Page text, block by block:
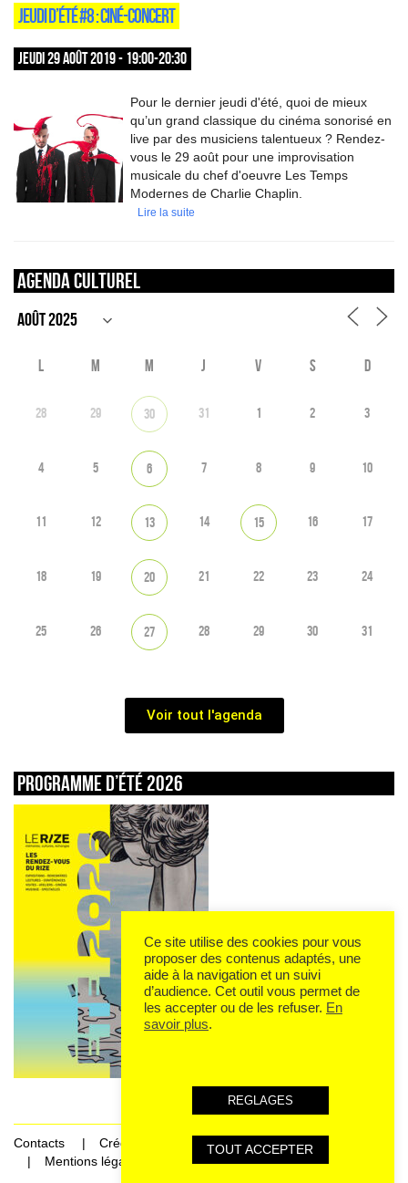
JEUDI D’ÉTÉ #8 : CINÉ-CONCERT
JEUDI 29 AOÛT 2019 - 19:00-20:30
Pour le dernier jeudi d'été, quoi de mieux
qu’un grand classique du cinéma sonorisé en
live par des musiciens talentueux ? Rendez-
vous le 29 août pour une improvisation
musicale du chef d'oeuvre Les Temps
Modernes de Charlie Chaplin.
Lire la suite
Agenda culturel
L M M J V S D
28 29 30 31 1 2 3
4 5 6 7 8 9 10
11 12 13 14 15 16 17
18 19 20 21 22 23 24
25 26 27 28 29 30 31
Voir tout l'agenda
Programme d’été 2026
Contacts
Crédits
Mentions légales et données personnelles
Ce site utilise des cookies pour vous
proposer des contenus adaptés, une
aide à la navigation et un suivi
d’audience. Cet outil vous permet de
les accepter ou de les refuser. En
savoir plus.
REGLAGES
TOUT ACCEPTER